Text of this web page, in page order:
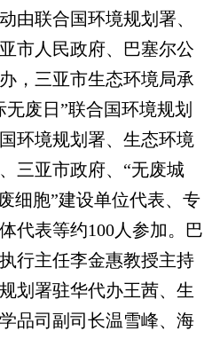
由联合国环境规划署、
市人民政府、巴塞尔公
，三亚市生态环境局承
废日”联合国环境规划
环境规划署、生态环境
三亚市政府、“无废城
细胞”建设单位代表、专
代表等约100人参加。巴
行主任李金惠教授主持
划署驻华代办王茜、生
品司副司长温雪峰、海